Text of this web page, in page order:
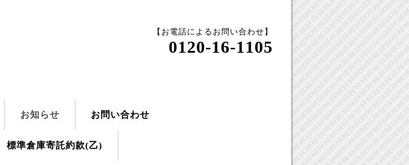
【お電話によるお問い合わせ】
0120-16-1105
お知らせ お問い合わせ
標準倉庫寄託約款(乙)